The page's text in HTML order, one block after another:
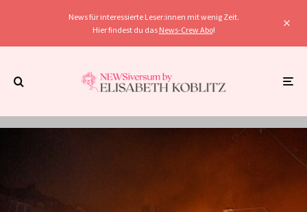
News für interessierte Leser:innen mit wenig Zeit.
Hier findest du das News-Crew Abo!